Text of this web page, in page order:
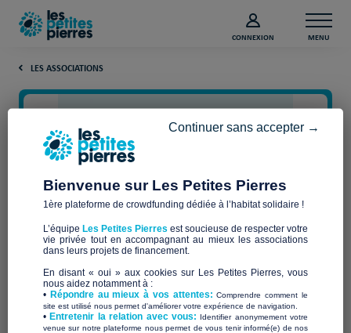
CONNEXION MENU
LES ASSOCIATIONS
LA TERRE NOTRE PLANETE
(TNP)
Bienvenue sur Les Petites Pierres
1ère plateforme de crowdfunding dédiée à l’habitat solidaire !
L’équipe Les Petites Pierres est soucieuse de respecter votre
vie privée tout en accompagnant au mieux les associations
dans leurs projets de financement.
En disant « oui » aux cookies sur Les Petites Pierres, vous
nous aidez notamment à :
• Répondre au mieux à vos attentes:Comprendre comment le
site est utilisé nous permet d'améliorer votre expérience de navigation.
•Entretenir la relation avec vous: Identifier anonymement votre
venue sur notre plateforme nous permet de vous tenir informé(e) de nos
Continuer sans accepter →